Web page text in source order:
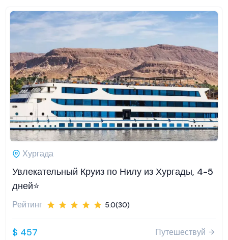
Хургада
Увлекательный Круиз по Нилу из Хургады, 4-5
дней⭐️
Рейтинг 5.0(30)
$ 457 Путешествуй